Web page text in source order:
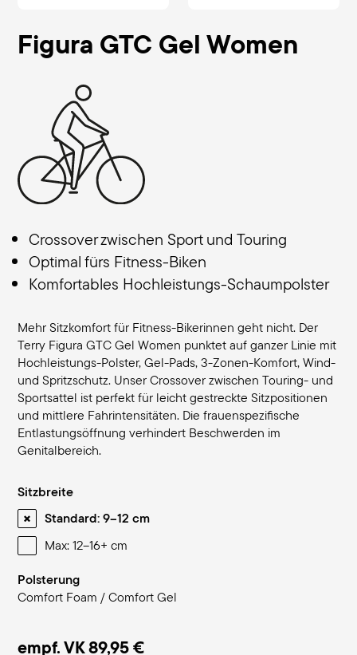
Figura GTC Gel Women
Crossover zwischen Sport und Touring
Optimal fürs Fitness-Biken
Komfortables Hochleistungs-Schaumpolster
Mehr Sitzkomfort für Fitness-Bikerinnen geht nicht. Der
Terry Figura GTC Gel Women punktet auf ganzer Linie mit
Hochleistungs-Polster, Gel-Pads, 3-Zonen-Komfort, Wind-
und Spritzschutz. Unser Crossover zwischen Touring- und
Sportsattel ist perfekt für leicht gestreckte Sitzpositionen
und mittlere Fahrintensitäten. Die frauenspezifische
Entlastungsöffnung verhindert Beschwerden im
Genitalbereich.
Sitzbreite
Standard: 9–12 cm
Max: 12–16+ cm
Polsterung
Comfort Foam / Comfort Gel
empf. VK89,95 €